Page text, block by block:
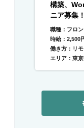
構築、
ニア募集！
職種：フロ
時給：2,500
働き方：リ
エリア：東